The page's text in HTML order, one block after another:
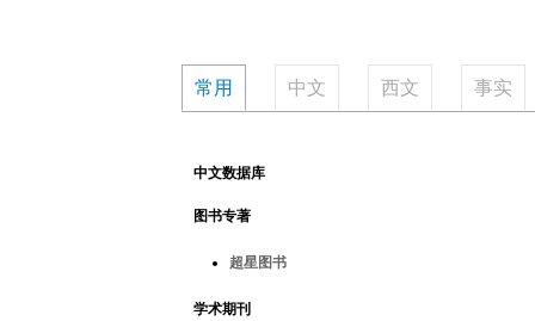
常用 中文 西文 事实
中文数据库
图书专著
超星图书
学术期刊